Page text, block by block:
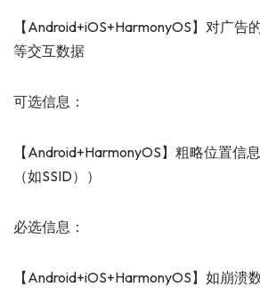
【Android+iOS+HarmonyOS】对广告
等交互数据
可选信息：
【Android+HarmonyOS】粗略位置信
（如SSID））
必选信息：
【Android+iOS+HarmonyOS】如崩溃